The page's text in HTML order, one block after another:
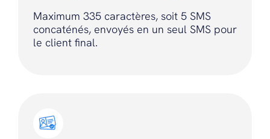
Maximum 335 caractères, soit 5 SMS
concaténés, envoyés en un seul SMS pour
le client final.